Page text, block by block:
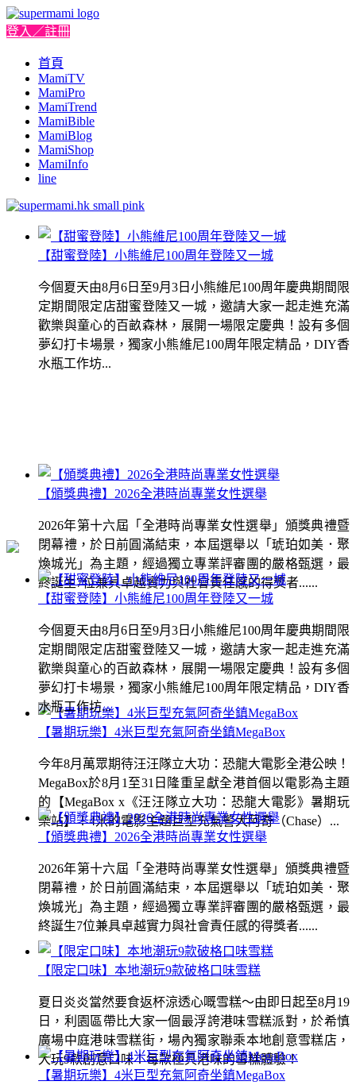
登入／註冊
首頁
MamiTV
MamiPro
MamiTrend
MamiBible
MamiBlog
MamiShop
MamiInfo
line
【甜蜜登陸】小熊維尼100周年登陸又一城
今個夏天由8月6日至9月3日小熊維尼100周年慶典期間限
定期間限定店甜蜜登陸又一城，邀請大家一起走進充滿
歡樂與童心的百畝森林，展開一場限定慶典！設有多個
夢幻打卡場景，獨家小熊維尼100周年限定精品，DIY香
水瓶工作坊...
【頒獎典禮】2026全港時尚專業女性選舉
2026年第十六屆「全港時尚專業女性選舉」頒獎典禮暨
閉幕禮，於日前圓滿結束，本屆選舉以「琥珀如美．聚
煥城光」為主題，經過獨立專業評審團的嚴格甄選，最
終誕生7位兼具卓越實力與社會責任感的得獎者......
【暑期玩樂】4米巨型充氣阿奇坐鎮MegaBox
今年8月萬眾期待汪汪隊立大功：恐龍大電影全港公映！
MegaBox於8月1至31日隆重呈獻全港首個以電影為主題
的【MegaBox x《汪汪隊立大功：恐龍大電影》暑期玩
樂站】！4米的電影主題巨型充氣警犬阿奇（Chase）...
【限定口味】本地潮玩9款破格口味雪糕
夏日炎炎當然要食返杯涼透心嘅雪糕～由即日起至8月19
日，利園區帶比大家一個最浮誇港味雪糕派對，於希慎
廣場中庭港味雪糕街，場內獨家聯乘本地創意雪糕店，
大玩9款創意口味！每款極具港味的雪糕體驗！
【甜蜜登陸】小熊維尼100周年登陸又一城
今個夏天由8月6日至9月3日小熊維尼100周年慶典期間限
定期間限定店甜蜜登陸又一城，邀請大家一起走進充滿
歡樂與童心的百畝森林，展開一場限定慶典！設有多個
夢幻打卡場景，獨家小熊維尼100周年限定精品，DIY香
水瓶工作坊...
【頒獎典禮】2026全港時尚專業女性選舉
2026年第十六屆「全港時尚專業女性選舉」頒獎典禮暨
閉幕禮，於日前圓滿結束，本屆選舉以「琥珀如美．聚
煥城光」為主題，經過獨立專業評審團的嚴格甄選，最
終誕生7位兼具卓越實力與社會責任感的得獎者......
【暑期玩樂】4米巨型充氣阿奇坐鎮MegaBox